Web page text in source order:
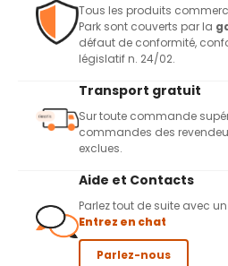
Tous les produits
Park sont couverts par la
défaut de conformité,
législatif n. 24/02.
Transport gratuit
Sur toute commande
commandes des
exclues.
Aide et Contacts
Parlez tout de suite avec
Entrez en chat
Parlez-nous